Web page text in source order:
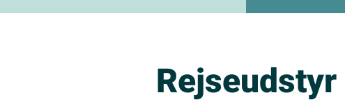
Rejseudstyr